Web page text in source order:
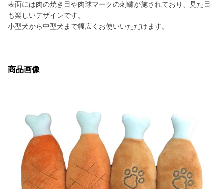
表面には肉の焼き目や肉球マークの刺繍が施されており、見た目
も楽しいデザインです。
小型犬から中型犬まで幅広くお使いいただけます。
商品画像